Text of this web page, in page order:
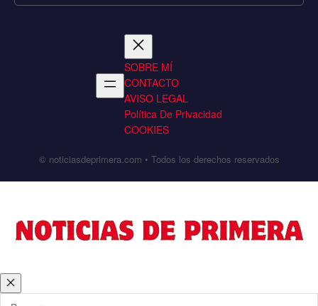
SOBRE MÍ
CONTACTO
AVISO LEGAL
Política De Privacidad
COOKIES
© noticiasdeprimera.com • Todos los derechos reservados